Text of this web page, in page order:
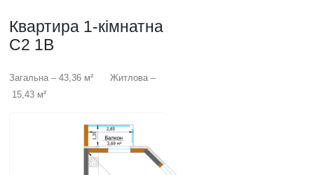
Квартира 1-кімнатна
C2 1B
Загальна – 43,36 м² Житлова –
15,43 м²